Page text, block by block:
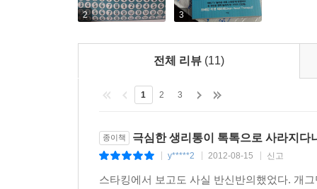
노안, 비염, 갑상선 이상, 아토피도 확실히 잡는다.
잦은 음주로 불안한 간, 심장질환에 의한 40대 돌
다이어트, 맑고 깨끗한 민낯, 스태미나에 대한 근심
2 3
전체 리뷰 (11)
1 2 3
종이책 극심한 생리통이 톡톡으로 사라지다
y*****2 2012-08-15 신고
스타킹에서 보고도 사실 반신반의했었다. 개